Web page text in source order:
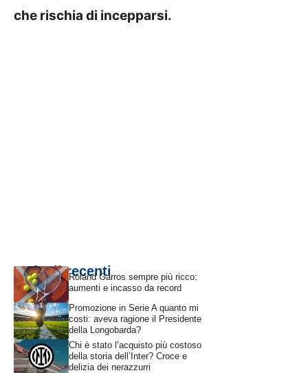
che rischia di incepparsi.
Articoli recentiRoland Garros sempre più ricco:
aumenti e incasso da record
Promozione in Serie A quanto mi
costi: aveva ragione il Presidente
della Longobarda?
Chi è stato l’acquisto più costoso
della storia dell’Inter? Croce e
delizia dei nerazzurri